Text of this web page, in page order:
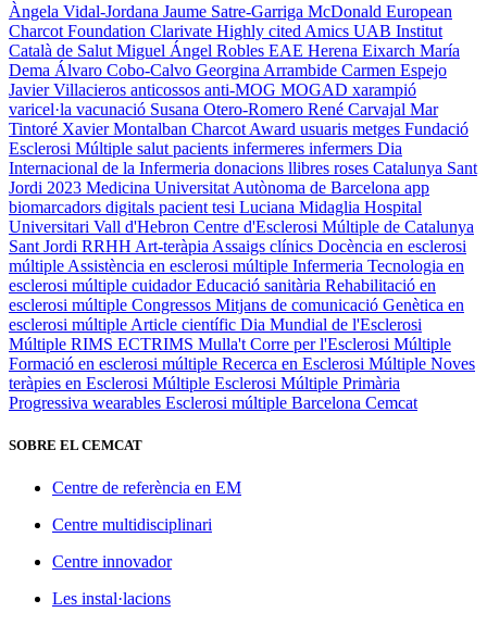
Àngela Vidal-Jordana Jaume Satre-Garriga McDonald European
Charcot Foundation Clarivate Highly cited Amics UAB Institut
Català de Salut Miguel Ángel Robles EAE Herena Eixarch María
Dema Álvaro Cobo-Calvo Georgina Arrambide Carmen Espejo
Javier Villacieros anticossos anti-MOG MOGAD xarampió
varicel·la vacunació Susana Otero-Romero René Carvajal Mar
Tintoré Xavier Montalban Charcot Award usuaris metges Fundació
Esclerosi Múltiple salut pacients infermeres infermers Dia
Internacional de la Infermeria donacions llibres roses Catalunya Sant
Jordi 2023 Medicina Universitat Autònoma de Barcelona app
biomarcadors digitals pacient tesi Luciana Midaglia Hospital
Universitari Vall d'Hebron Centre d'Esclerosi Múltiple de Catalunya
Sant Jordi RRHH Art-teràpia Assaigs clínics Docència en esclerosi
múltiple Assistència en esclerosi múltiple Infermeria Tecnologia en
esclerosi múltiple cuidadorEducació sanitària Rehabilitació en
esclerosi múltiple Congressos Mitjans de comunicació Genètica en
esclerosi múltiple Article científic Dia Mundial de l'Esclerosi
Múltiple RIMS ECTRIMS Mulla't Corre per l'Esclerosi Múltiple
Formació en esclerosi múltiple Recerca en Esclerosi Múltiple Noves
teràpies en Esclerosi Múltiple Esclerosi Múltiple Primària
Progressiva wearables Esclerosi múltiple Barcelona Cemcat
SOBRE EL CEMCAT
Centre de referència en EM
Centre multidisciplinari
Centre innovador
Les instal·lacions